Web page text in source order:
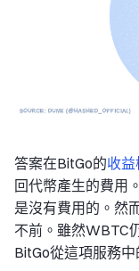
答案在BitGo的收益
回代幣產生的費用
是沒有費用的。然
不前。雖然WBTC
BitGo從這項服務中